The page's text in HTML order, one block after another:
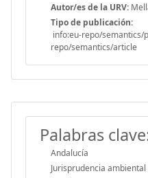
Autor/es de la URV:
Tipo de publicación:
info:eu-repo/semantics/
repo/semantics/article
Palabras
Andalucía
Jurisprudencia ambiental